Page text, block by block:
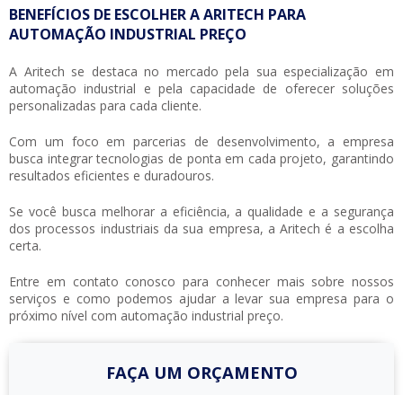
BENEFÍCIOS DE ESCOLHER A ARITECH PARA
AUTOMAÇÃO INDUSTRIAL PREÇO
A Aritech se destaca no mercado pela sua especialização em
automação industrial e pela capacidade de oferecer soluções
personalizadas para cada cliente.
Com um foco em parcerias de desenvolvimento, a empresa
busca integrar tecnologias de ponta em cada projeto, garantindo
resultados eficientes e duradouros.
Se você busca melhorar a eficiência, a qualidade e a segurança
dos processos industriais da sua empresa, a Aritech é a escolha
certa.
Entre em contato conosco para conhecer mais sobre nossos
serviços e como podemos ajudar a levar sua empresa para o
próximo nível com automação industrial preço.
FAÇA UM ORÇAMENTO